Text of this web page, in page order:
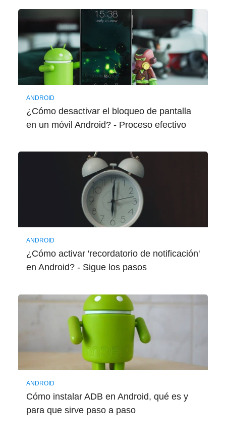
ANDROID
¿Cómo desactivar el bloqueo de pantalla
en un móvil Android? - Proceso efectivo
ANDROID
¿Cómo activar 'recordatorio de notificación'
en Android? - Sigue los pasos
ANDROID
Cómo instalar ADB en Android, qué es y
para que sirve paso a paso